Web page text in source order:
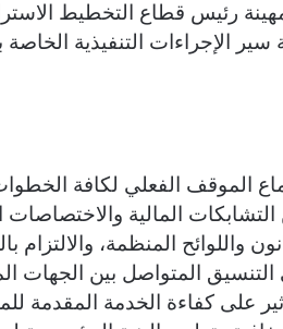
رئيس قطاع التخطيط
سير الإجراءات التنفيذية
الموقف الفعلي لكافة
التشابكات المالية والاختصاصات
واللوائح المنظمة، والالتزام
المتواصل بين الجهات
على كفاءة الخدمة المقدمة